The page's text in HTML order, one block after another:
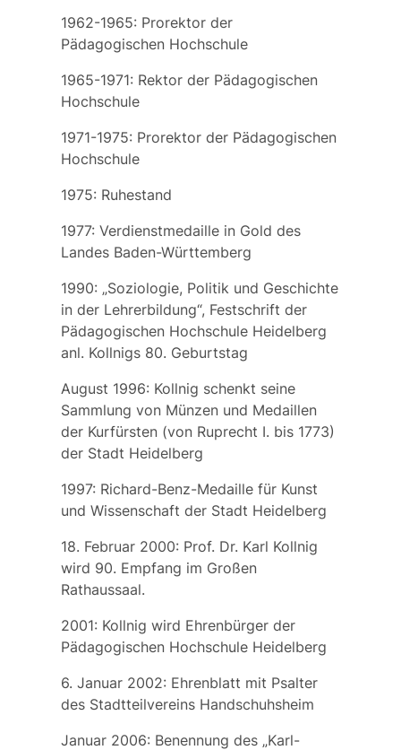
1962-1965: Prorektor der
Pädagogischen Hochschule
1965-1971: Rektor der Pädagogischen
Hochschule
1971-1975: Prorektor der Pädagogischen
Hochschule
1975: Ruhestand
1977: Verdienstmedaille in Gold des
Landes Baden-Württemberg
1990: „Soziologie, Politik und Geschichte
in der Lehrerbildung“, Festschrift der
Pädagogischen Hochschule Heidelberg
anl. Kollnigs 80. Geburtstag
August 1996: Kollnig schenkt seine
Sammlung von Münzen und Medaillen
der Kurfürsten (von Ruprecht I. bis 1773)
der Stadt Heidelberg
1997: Richard-Benz-Medaille für Kunst
und Wissenschaft der Stadt Heidelberg
18. Februar 2000: Prof. Dr. Karl Kollnig
wird 90. Empfang im Großen
Rathaussaal.
2001: Kollnig wird Ehrenbürger der
Pädagogischen Hochschule Heidelberg
6. Januar 2002: Ehrenblatt mit Psalter
des Stadtteilvereins Handschuhsheim
Januar 2006: Benennung des „Karl-